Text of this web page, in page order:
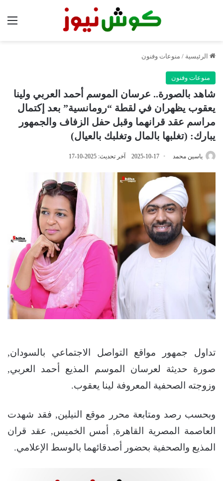
الرئيسية / منوعات وفنون
منوعات وفنون
شاهد بالصورة.. عرسان الموسم أحمد العربي ولينا
يعقوب يظهران في لقطة “رومانسية” بعد إكتمال
مراسم عقد قرانهما وقبل حفل الزفاف والجمهور
يبارك: (تغلبها بالمال وتغلبك بالعيال)
ياسين محمد 2025-10-17 آخر تحديث: 2025-10-17
تداول جمهور مواقع التواصل الاجتماعي بالسودان,
صورة حديثة لعرسان الموسم المذيع أحمد العربي,
وزوجته الصحفية المعروفة لينا يعقوب.
وبحسب رصد ومتابعة محرر موقع النيلين, فقد شهدت
العاصمة المصرية القاهرة, أمس الخميس, عقد قران
المذيع والصحفية بحضور أصدقائهما بالوسط الإعلامي.